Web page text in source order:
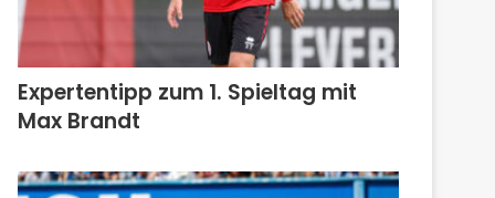
Expertentipp zum 1. Spieltag mit
Max Brandt